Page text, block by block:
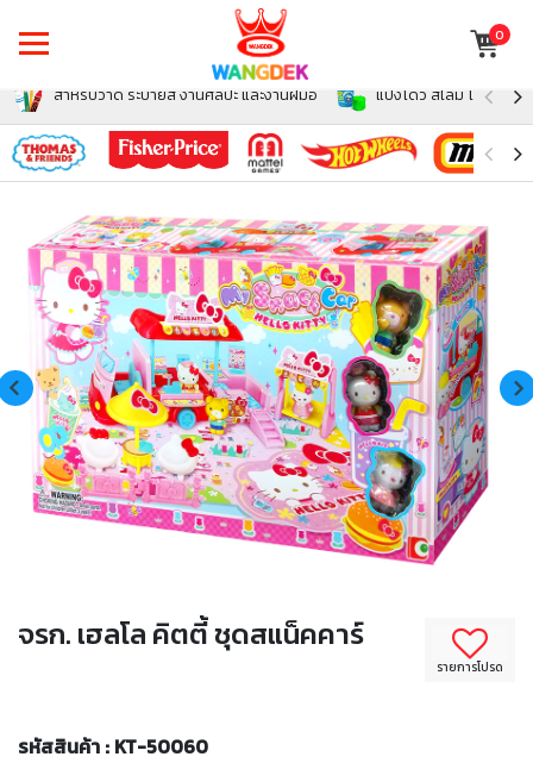
0
สำหรับวาด ระบายสี งานศิลปะ และงานฝีมือ แป้งโดว์ สไลม์ โฟม สำห
รายการโปรด
จรก. เฮลโล คิตตี้ ชุดสแน็คคาร์
รหัสสินค้า : KT-50060